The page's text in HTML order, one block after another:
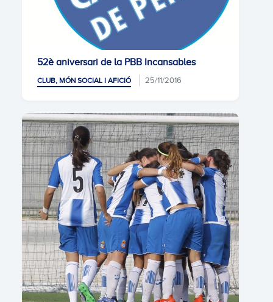
52è aniversari de la PBB Incansables
CLUB, MÓN SOCIAL I AFICIÓ 25/11/2016